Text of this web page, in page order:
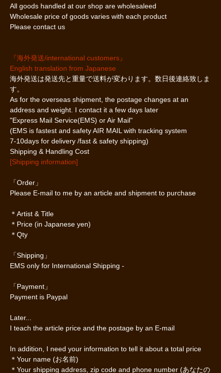
All goods handled at our shop are wholesaleed
Wholesale price of goods varies with each product
Please contact us
『海外発送/international customers』
English translation from Japanese
海外発送は発送先と重量で送料が変わります。数日後連絡致しま
す。
As for the overseas shipment, the postage changes at an
address and weight. I contact it a few days later
"Express Mail Service(EMS) or Air Mail"
(EMS is fastest and safety AIR MAIL with tracking system
7-10days for delivery /fast & safety shipping)
Shipping & Handling Cost
[Shipping information]
「Order」
Please E-mail to me by an article and shipment to purchase
＊Artist & Title
＊Price (in Japanese yen)
＊Qty
「Shipping」
EMS only for International Shipping -
「Payment」
Payment is Paypal
Later...
I teach the article price and the postage by an E-mail
In addition, I need your information to tell it about a total price
＊Your name (お名前)
＊Your shipping address, zip code and phone number (あなたの